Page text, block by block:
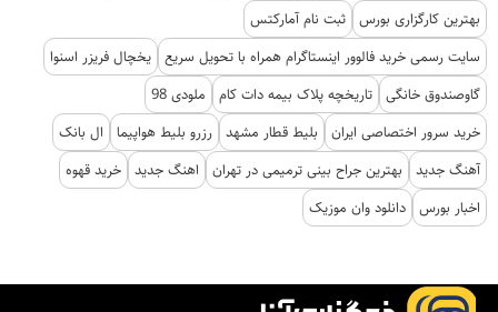
بهترین کارگزاری بورس ثبت نام آمارکتس
سایت رسمی خرید فالوور اینستاگرام همراه با تحویل سریع یخچال فریزر اسنوا
گاوصندوق خانگی تاریخچه پلاک بیمه دات کام
ملودی 98
خرید سرور اختصاصی ایران
بلیط قطار مشهد رزرو بلیط هواپیما
ال بانک
آهنگ جدید
بهترین جراح بینی ترمیمی در تهران اهنگ جدید خرید قهوه
اخبار بورس دانلود وان موزیک